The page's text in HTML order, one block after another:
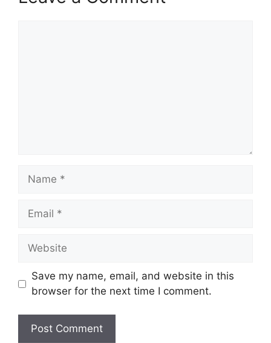
Name
Email
Website
Save my name, email, and website in this
browser for the next time I comment.